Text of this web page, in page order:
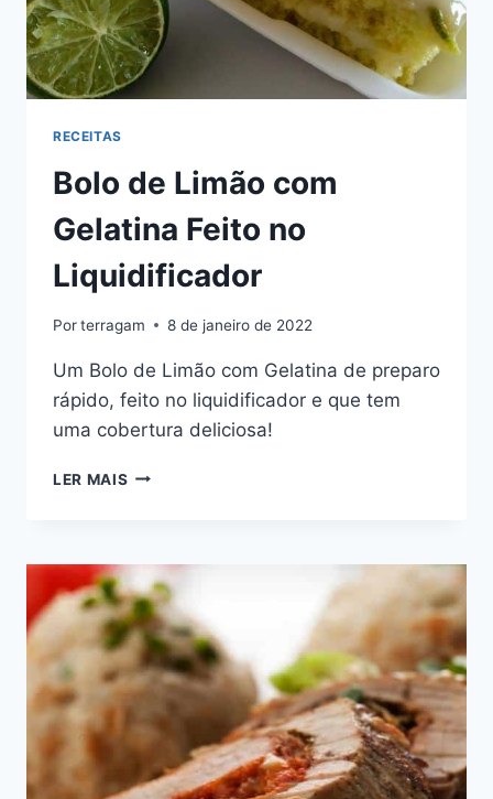
RECEITAS
Bolo de Limão com
Gelatina Feito no
Liquidificador
Porterragam 8 de janeiro de 2022
Um Bolo de Limão com Gelatina de preparo
rápido, feito no liquidificador e que tem
uma cobertura deliciosa!
LER MAIS BOLO
GELATINA
FEITO
NO
LIQUIDIFICADOR